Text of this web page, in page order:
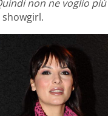
non ne voglio